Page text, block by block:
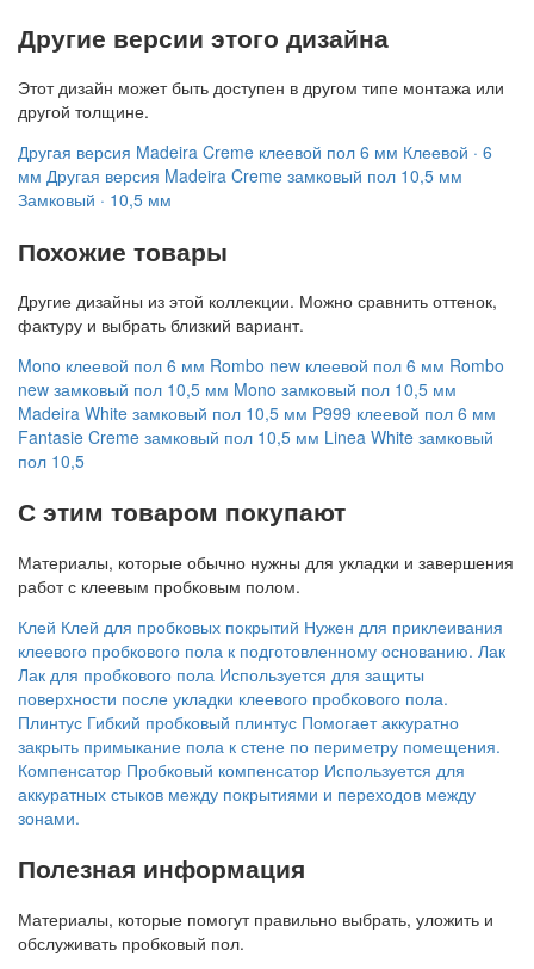
Другие версии этого дизайна
Этот дизайн может быть доступен в другом типе монтажа или
другой толщине.
Другая версия Madeira Creme клеевой пол 6 мм Клеевой · 6
мм Другая версия Madeira Creme замковый пол 10,5 мм
Замковый · 10,5 мм
Похожие товары
Другие дизайны из этой коллекции. Можно сравнить оттенок,
фактуру и выбрать близкий вариант.
Mono клеевой пол 6 мм Rombo new клеевой пол 6 мм Rombo
new замковый пол 10,5 мм Mono замковый пол 10,5 мм
Madeira White замковый пол 10,5 мм P999 клеевой пол 6 мм
Fantasie Creme замковый пол 10,5 мм Linea White замковый
пол 10,5
С этим товаром покупают
Материалы, которые обычно нужны для укладки и завершения
работ с клеевым пробковым полом.
Клей Клей для пробковых покрытий Нужен для приклеивания
клеевого пробкового пола к подготовленному основанию. Лак
Лак для пробкового пола Используется для защиты
поверхности после укладки клеевого пробкового пола.
Плинтус Гибкий пробковый плинтус Помогает аккуратно
закрыть примыкание пола к стене по периметру помещения.
Компенсатор Пробковый компенсатор Используется для
аккуратных стыков между покрытиями и переходов между
зонами.
Полезная информация
Материалы, которые помогут правильно выбрать, уложить и
обслуживать пробковый пол.